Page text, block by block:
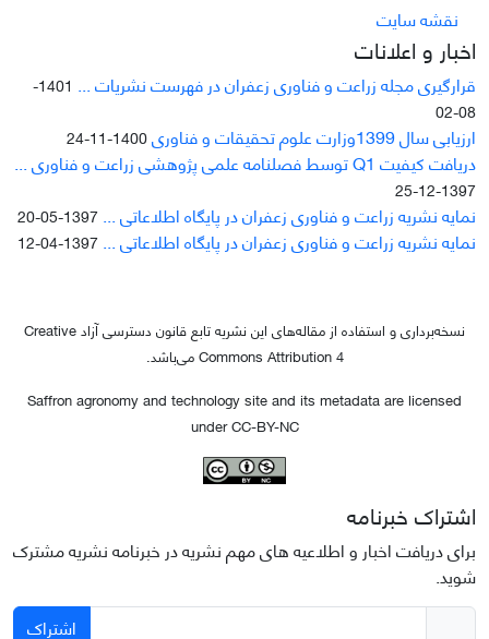
نقشه سایت
اخبار و اعلانات
قرارگیری مجله زراعت و فناوری زعفران در فهرست نشریات ...
1401-
08-02
ارزیابی سال 1399وزارت علوم تحقیقات و فناوری 1400-11-24
دریافت کیفیت Q1 توسط فصلنامه علمی پژوهشی زراعت و فناوری ...
1397-12-25
نمایه نشریه زراعت و فناوری زعفران در پایگاه اطلاعاتی ... 1397-05-20
نمایه نشریه زراعت و فناوری زعفران در پایگاه اطلاعاتی ... 1397-04-12
نسخه‌برداری و استفاده از مقاله‌های این نشریه تابع قانون دسترسی آزاد Creative
Commons Attribution 4 می‌باشد.
Saffron agronomy and technology site and its metadata are licensed
under CC-BY-NC
اشتراک خبرنامه
برای دریافت اخبار و اطلاعیه های مهم نشریه در خبرنامه نشریه مشترک
شوید.
اشتراک